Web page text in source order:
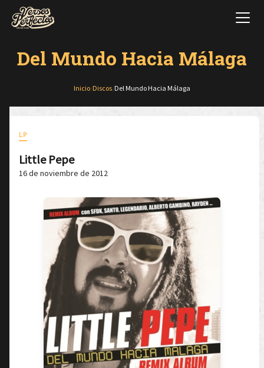
Del Mundo Hacia Málaga
Inicio Discos Del Mundo Hacia Málaga
LP
Little Pepe
16 de noviembre de 2012